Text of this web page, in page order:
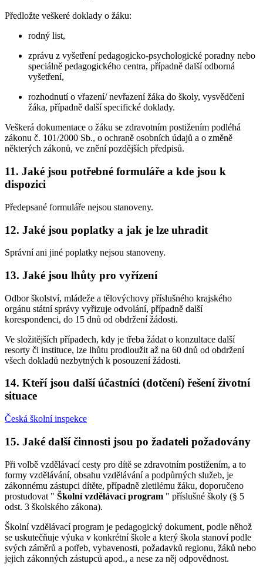
Předložte veškeré doklady o žáku:
rodný list,
zprávu z vyšetření pedagogicko-psychologické poradny nebo
speciálně pedagogického centra, případně další odborná
vyšetření,
rozhodnutí o vřazení/ nevřazení žáka do školy, vysvědčení
žáka, případně další specifické doklady.
Veškerá dokumentace o žáku se zdravotním postižením podléhá
zákonu č. 101/2000 Sb., o ochraně osobních údajů a o změně
některých zákonů, ve znění pozdějších předpisů.
11. Jaké jsou potřebné formuláře a kde jsou k
dispozici
Předepsané formuláře nejsou stanoveny.
12. Jaké jsou poplatky a jak je lze uhradit
Správní ani jiné poplatky nejsou stanoveny.
13. Jaké jsou lhůty pro vyřízení
Odbor školství, mládeže a tělovýchovy příslušného krajského
orgánu státní správy vyřizuje odvolání, případně další
korespondenci, do 15 dnů od obdržení žádosti.
Ve složitějších případech, kdy je třeba žádat o konzultace další
resorty či instituce, lze lhůtu prodloužit až na 60 dnů od obdržení
všech dokladů nezbytných k posouzení žádosti.
14. Kteří jsou další účastníci (dotčení) řešení životní
situace
Česká školní inspekce
15. Jaké další činnosti jsou po žadateli požadovány
Při volbě vzdělávací cesty pro dítě se zdravotním postižením, a to
formy vzdělávání, obsahu vzdělávání a podpůrných služeb, je
zákonnému zástupci dítěte, případně zletilému žáku, doporučeno
prostudovat " Školní vzdělávací program " příslušné školy (§ 5
odst. 3 školského zákona).
Školní vzdělávací program je pedagogický dokument, podle něhož
se uskutečňuje výuka v konkrétní škole a který škola stanoví podle
svých záměrů a potřeb, vybavenosti, požadavků regionu, žáků nebo
jejich zákonných zástupců apod., a nese za něj odpovědnost.